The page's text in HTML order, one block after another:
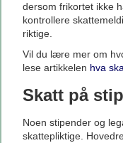
dersom frikortet ikke
kontrollere
riktige.
Vil du lære mer om
lese artikkelen hva
Skatt på
Noen stipender og
skattepliktige.